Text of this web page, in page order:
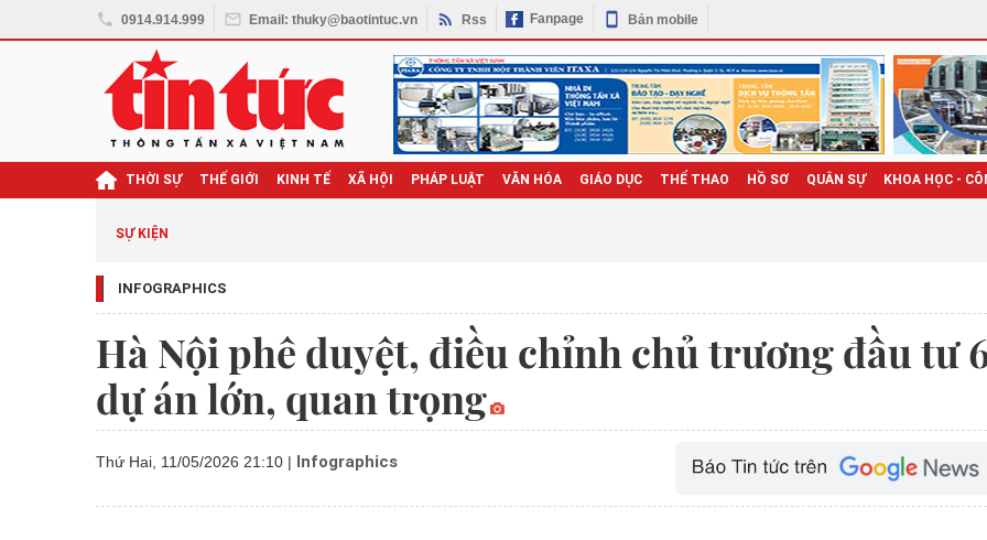
0914.914.999 Email: thuky@baotintuc.vn Rss Fanpage Bản mobile
THỜI SỰ THẾ GIỚI KINH TẾ XÃ HỘI PHÁP LUẬT VĂN HÓA GIÁO DỤC THỂ THAO HỒ SƠ QUÂN SỰ KHOA HỌC -
SỰ KIỆN
INFOGRAPHICS
Hà Nội phê duyệt, điều chỉnh chủ trương đầu tư
dự án lớn, quan trọng
Thứ Hai, 11/05/2026 21:10 | Infographics